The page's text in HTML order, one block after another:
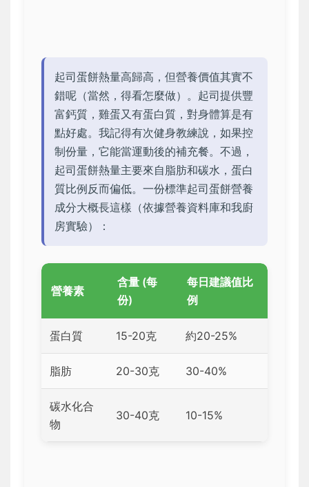
起司蛋餅熱量高歸高，但營養價值其實不
錯呢（當然，得看怎麼做）。起司提供豐
富鈣質，雞蛋又有蛋白質，對身體算是有
點好處。我記得有次健身教練說，如果控
制份量，它能當運動後的補充餐。不過，
起司蛋餅熱量主要來自脂肪和碳水，蛋白
質比例反而偏低。一份標準起司蛋餅營養
成分大概長這樣（依據營養資料庫和我廚
房實驗）：
營養素
含量 (每
份)
每日建議值比
例
蛋白質 15-20克 約20-25%
脂肪 20-30克 30-40%
碳水化合
物
30-40克 10-15%